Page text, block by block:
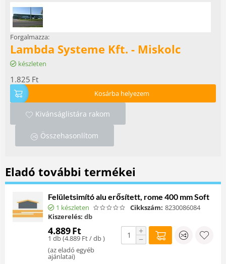
Forgalmazza:
Lambda Systeme Kft. - Miskolc
készleten
1.825 Ft
Kosárba helyezem
Kivánságlistára rakom
Összehasonlítom
Eladó további termékei
Felületsimító alu erősített, rome 400 mm Soft
1 készleten Cikkszám: 8230086084
Kiszerelés: db
4.889Ft
1 db (4.889 Ft/ db )
(az eladó egyéb
ajánlatai)
+
−